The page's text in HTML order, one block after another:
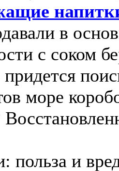
в
с соком
придется
море